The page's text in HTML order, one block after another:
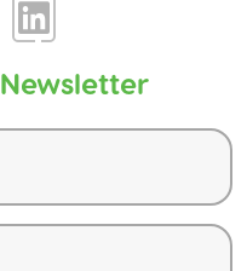
Newsletter